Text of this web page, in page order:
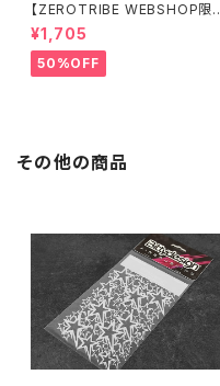
【ZEROTRIBE WEBSHOP限
定価格】RCM-BD11-TSE カ
ーボンツィーク スティックエンド
プレートセット YOKOMO BD11
用
¥1,705
50%OFF
その他の商品